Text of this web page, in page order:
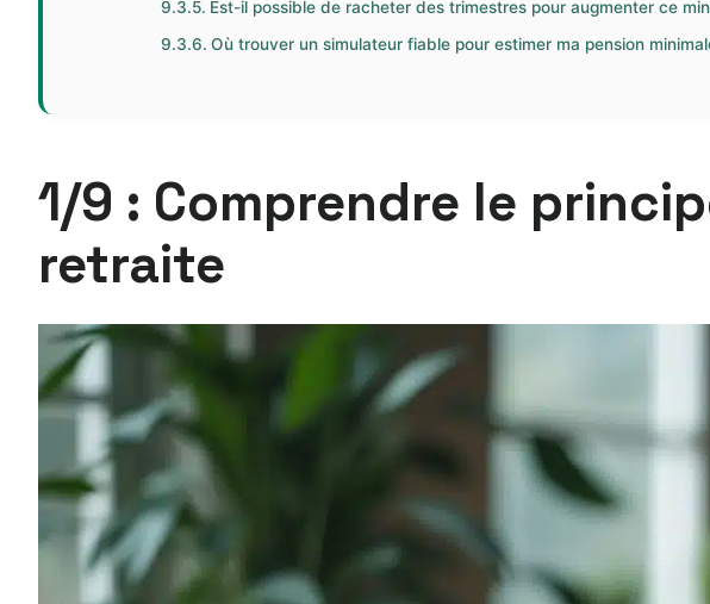
Est-il possible de racheter des trimestres pour augmenter ce
Où trouver un simulateur fiable pour estimer ma pension
1/9 : Comprendre le
retraite